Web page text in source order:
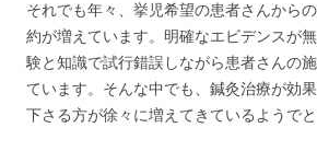
それでも年々、挙児希望の患者さんから
約が増えています。明確なエビデンスが
験と知識で試行錯誤しながら患者さんの
ています。そんな中でも、鍼灸治療が効
下さる方が徐々に増えてきているようでと